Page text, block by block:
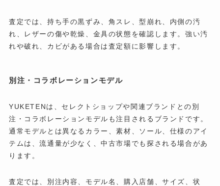
査定では、持ち手の黒ずみ、角スレ、型崩れ、内側の汚
れ、レザーの傷や乾燥、金具の状態を確認します。強い汚
れや破れ、カビがある場合は査定額に影響します。
別注・コラボレーションモデル
YUKETENは、セレクトショップや関連ブランドとの別
注・コラボレーションモデルも注目されるブランドです。
通常モデルとは異なるカラー、素材、ソール、仕様のアイ
テムは、流通量が少なく、中古市場でも探される場合があ
ります。
査定では、別注内容、モデル名、購入店舗、サイズ、状